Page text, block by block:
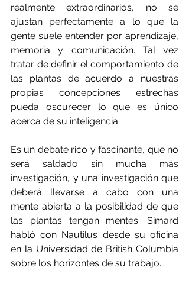
realmente extraordinarios, no se
ajustan perfectamente a lo que la
gente suele entender por aprendizaje,
memoria y comunicación. Tal vez
tratar de definir el comportamiento de
las plantas de acuerdo a nuestras
propias concepciones estrechas
pueda oscurecer lo que es único
acerca de su inteligencia.
Es un debate rico y fascinante, que no
será saldado sin mucha más
investigación, y una investigación que
deberá llevarse a cabo con una
mente abierta a la posibilidad de que
las plantas tengan mentes. Simard
habló con Nautilus desde su oficina
en la Universidad de British Columbia
sobre los horizontes de su trabajo.